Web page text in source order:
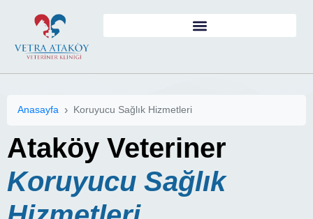
Anasayfa Koruyucu Sağlık Hizmetleri
Ataköy Veteriner
Koruyucu Sağlık